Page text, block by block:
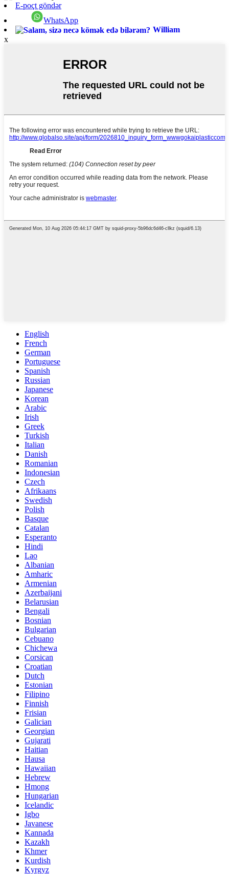
E-poçt göndər
WhatsApp
William
x
English
French
German
Portuguese
Spanish
Russian
Japanese
Korean
Arabic
Irish
Greek
Turkish
Italian
Danish
Romanian
Indonesian
Czech
Afrikaans
Swedish
Polish
Basque
Catalan
Esperanto
Hindi
Lao
Albanian
Amharic
Armenian
Azerbaijani
Belarusian
Bengali
Bosnian
Bulgarian
Cebuano
Chichewa
Corsican
Croatian
Dutch
Estonian
Filipino
Finnish
Frisian
Galician
Georgian
Gujarati
Haitian
Hausa
Hawaiian
Hebrew
Hmong
Hungarian
Icelandic
Igbo
Javanese
Kannada
Kazakh
Khmer
Kurdish
Kyrgyz